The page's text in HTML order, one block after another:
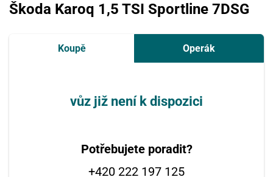
Škoda Karoq 1,5 TSI Sportline 7DSG
Koupě Operák
vůz již není k dispozici
Potřebujete poradit?
+420 222 197 125